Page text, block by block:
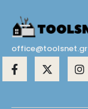
office@toolsnet.gr